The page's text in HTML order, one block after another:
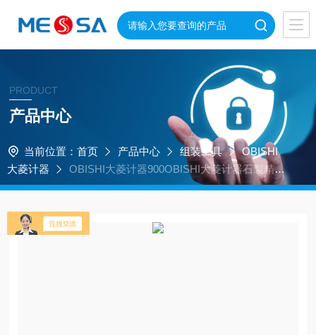
PRODUCT
产品中心
当前位置： 首页 产品中心 组装工具
OBISHI
大菱计器
OBISHI大菱计器900OBISHI大菱计器石製精密
定盤易使用